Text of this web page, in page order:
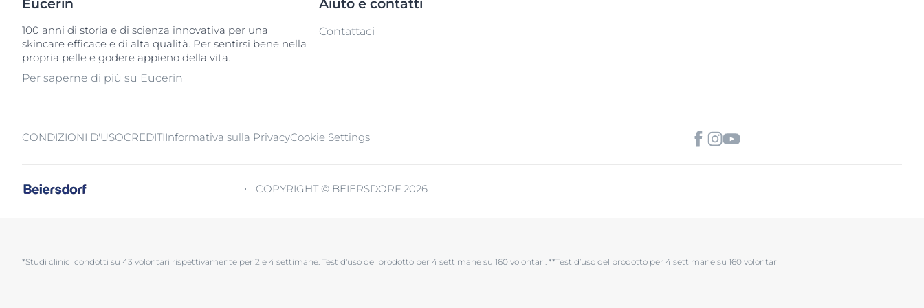
Eucerin
100 anni di storia e di scienza innovativa per una
skincare efficace e di alta qualità. Per sentirsi bene nella
propria pelle e godere appieno della vita.
Per saperne di più su Eucerin
Aiuto e contatti
Contattaci
CONDIZIONI D'USOCREDITIInformativa sulla PrivacyCookie Settings
COPYRIGHT © BEIERSDORF 2026